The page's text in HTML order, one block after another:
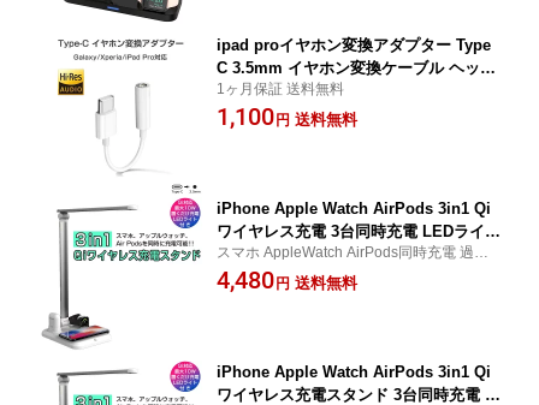
ipad proイヤホン変換アダプター Type
C 3.5mm イヤホン変換ケーブル ヘッド
ホン 音声通話 リモコン 対応 Android/i
Pad Pro/Galaxy/Xperiaなどに対応 1ヶ
1ヶ月保証 送料無料
1,100 円 送料無料
iPhone Apple Watch AirPods 3in1 Qi
ワイヤレス充電 3台同時充電 LEDライト
付き Android スマホ アップルウォッチ
QC3.0 急速充電対応 ワイヤレスチャー
スマホ AppleWatch AirPods同時充電 過充
電保護設計 iPhoneは最大7.5W、Androidス
マホは最大10WでのQC3.0 急速充電に対応
4,480 円 送料無料
iPhone Apple Watch AirPods 3in1 Qi
ワイヤレス充電スタンド 3台同時充電 L